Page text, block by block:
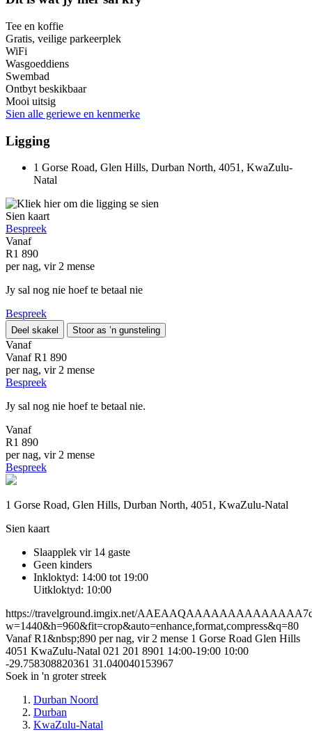
Tee en koffie
Gratis, veilige parkeerplek
WiFi
Wasgoeddiens
Swembad
Ontbyt beskikbaar
Mooi uitsig
Sien alle geriewe en kenmerke
Ligging
1 Gorse Road, Glen Hills, Durban North, 4051, KwaZulu-
Natal
Sien kaart
Bespreek
Vanaf
R1 890
per nag, vir 2 mense
Jy sal nog nie hoef te betaal nie
Bespreek
Deel skakel Stoor as ’n gunsteling
Vanaf
Vanaf R1 890
per nag, vir 2 mense
Bespreek
Jy sal nog nie hoef te betaal nie.
Vanaf
R1 890
per nag, vir 2 mense
Bespreek
1 Gorse Road, Glen Hills, Durban North, 4051, KwaZulu-Natal
Sien kaart
Slaapplek vir 14 gaste
Geen kinders
Inkloktyd: 14:00 tot 19:00
Uitkloktyd: 10:00
https://travelground.imgix.net/
w=1440&h=960&fit=crop&auto=enhance,format,compress&q=80
Vanaf R1&nbsp;890 per nag, vir 2 mense 1 Gorse Road Glen Hills
4051 KwaZulu-Natal 021 201 8901 14:00-19:00 10:00
-29.758308820361 31.040040153967
Soek in 'n groter streek
Durban Noord
Durban
KwaZulu-Natal